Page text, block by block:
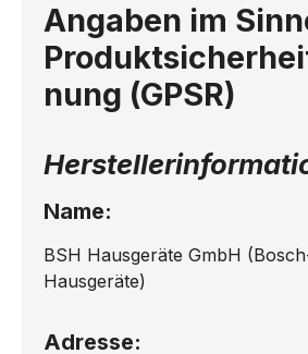
Angaben im
nung (GPSR)
Name:
BSH Hausgeräte GmbH
Hausgeräte)
Adresse: